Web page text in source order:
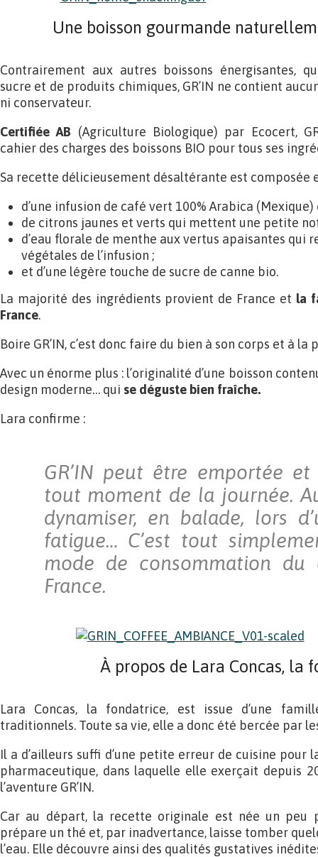
Une boisson gourmande
Contrairement aux autres boissons énergisantes,
sucre et de produits chimiques, GR’IN ne contient
ni conservateur.
Certifiée AB (Agriculture Biologique) par Ecocert,
cahier des charges des boissons BIO pour tous ses
Sa recette délicieusement désaltérante est composée
d’une infusion de café vert 100% Arabica (Mexique)
de citrons jaunes et verts qui mettent une petite
d’eau florale de menthe aux vertus apaisantes qui
végétales de l’infusion ;
et d’une légère touche de sucre de canne bio.
La majorité des ingrédients provient de France et la
France.
Boire GR’IN, c’est donc faire du bien à son corps et à la
Avec un énorme plus : l’originalité d’une boisson
design moderne… qui se déguste bien fraîche.
Lara confirme :
GR’IN peut être emportée
tout moment de la journée.
dynamiser, en balade, lors
fatigue… C’est tout
mode de consommation du
France.
À propos de Lara Concas, la
Lara Concas, la fondatrice, est issue d’une
traditionnels. Toute sa vie, elle a donc été bercée par
Il a d’ailleurs suffi d’une petite erreur de cuisine pour
pharmaceutique, dans laquelle elle exerçait depuis
l’aventure GR’IN.
Car au départ, la recette originale est née un peu
prépare un thé et, par inadvertance, laisse tomber
l’eau. Elle découvre ainsi des qualités gustatives